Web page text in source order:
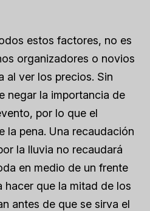
estos factores, no es
organizadores o novios
al ver los precios. Sin
negar la importancia de
por lo que el
la pena. Una recaudación
la lluvia no recaudará
en medio de un frente
hacer que la mitad de los
antes de que se sirva el